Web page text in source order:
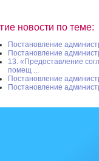
новости по теме:
Постановление
Постановление
13. «Предоставление
помещ ...
Постановление
Постановление